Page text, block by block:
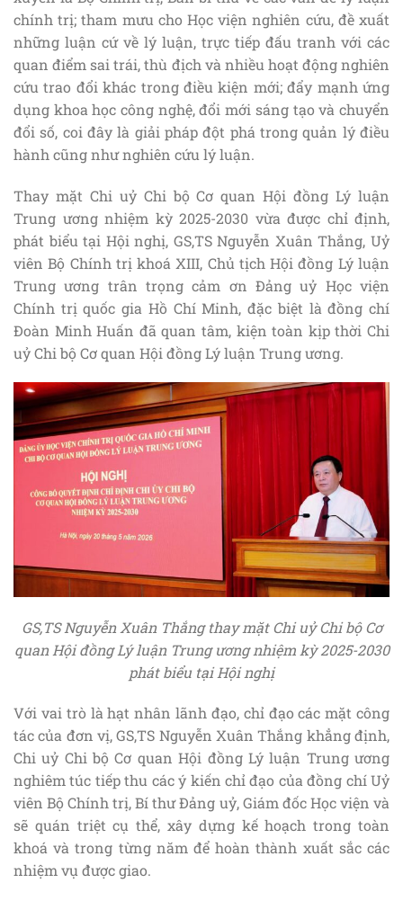
chính trị; tham mưu cho Học viện nghiên cứu, đề xuất
những luận cứ về lý luận, trực tiếp đấu tranh với các
quan điểm sai trái, thù địch và nhiều hoạt động nghiên
cứu trao đổi khác trong điều kiện mới; đẩy mạnh ứng
dụng khoa học công nghệ, đổi mới sáng tạo và chuyển
đổi số, coi đây là giải pháp đột phá trong quản lý điều
hành cũng như nghiên cứu lý luận.
Thay mặt Chi uỷ Chi bộ Cơ quan Hội đồng Lý luận
Trung ương nhiệm kỳ 2025-2030 vừa được chỉ định,
phát biểu tại Hội nghị, GS,TS Nguyễn Xuân Thắng, Uỷ
viên Bộ Chính trị khoá XIII, Chủ tịch Hội đồng Lý luận
Trung ương trân trọng cảm ơn Đảng uỷ Học viện
Chính trị quốc gia Hồ Chí Minh, đặc biệt là đồng chí
Đoàn Minh Huấn đã quan tâm, kiện toàn kịp thời Chi
uỷ Chi bộ Cơ quan Hội đồng Lý luận Trung ương.
GS,TS Nguyễn Xuân Thắng thay mặt Chi uỷ Chi bộ Cơ
quan Hội đồng Lý luận Trung ương nhiệm kỳ 2025-2030
phát biểu tại Hội nghị
Với vai trò là hạt nhân lãnh đạo, chỉ đạo các mặt công
tác của đơn vị, GS,TS Nguyễn Xuân Thắng khẳng định,
Chi uỷ Chi bộ Cơ quan Hội đồng Lý luận Trung ương
nghiêm túc tiếp thu các ý kiến chỉ đạo của đồng chí Uỷ
viên Bộ Chính trị, Bí thư Đảng uỷ, Giám đốc Học viện và
sẽ quán triệt cụ thể, xây dựng kế hoạch trong toàn
khoá và trong từng năm để hoàn thành xuất sắc các
nhiệm vụ được giao.